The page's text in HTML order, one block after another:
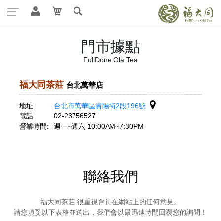
門市據點
FullDone Ola Tea
福大同茶莊 台北萬華店
地址:
台北市萬華區貴陽街2段196號
電話:
02-23756527
營業時間:
週一~週六 10:00AM~7:30PM
聯絡我們
福大同茶莊 很重視會員在網站上的任何意見。
請您填妥以下表格並送出，我們會以最迅速時間回覆您的詢問！